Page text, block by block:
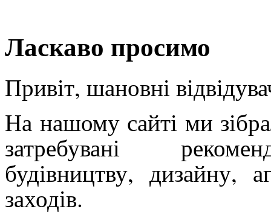
Ласкаво просимо
Привіт, шановні
На нашому сайті ми
затребувані
будівництву, дизайну,
заходів.